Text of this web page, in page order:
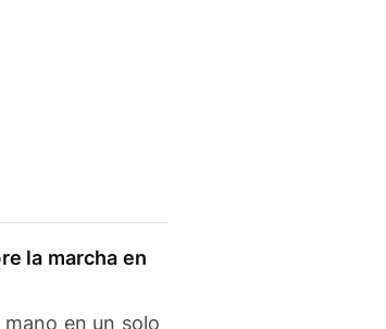
la marcha en
en un solo